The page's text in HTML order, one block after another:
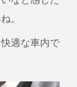
。
適な車内で